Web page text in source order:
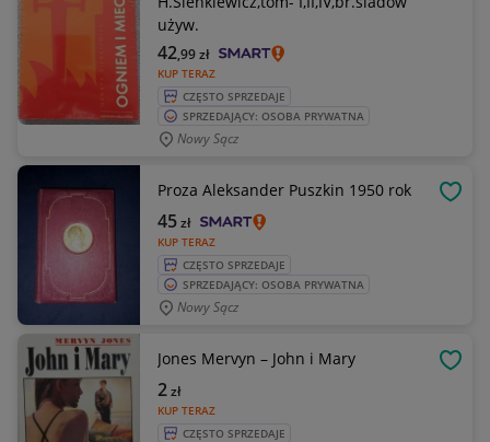
używ.
KUP TERAZ
42,99zł
CZĘSTO SPRZEDAJE
SPRZEDAJĄCY: OSOBA PRYWATNA
Nowy Sącz
Proza Aleksander Puszkin 1950 rok
KUP TERAZ
45zł
CZĘSTO SPRZEDAJE
SPRZEDAJĄCY: OSOBA PRYWATNA
Nowy Sącz
Jones Mervyn – John i Mary
KUP TERAZ
2zł
CZĘSTO SPRZEDAJE